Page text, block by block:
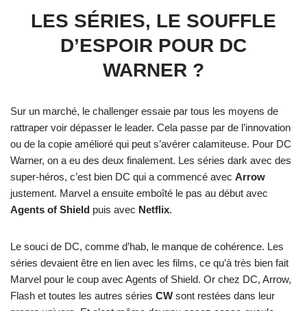
LES SÉRIES, LE SOUFFLE
D’ESPOIR POUR DC
WARNER ?
Sur un marché, le challenger essaie par tous les moyens de
rattraper voir dépasser le leader. Cela passe par de l’innovation
ou de la copie amélioré qui peut s’avérer calamiteuse. Pour DC
Warner, on a eu des deux finalement. Les séries dark avec des
super-héros, c’est bien DC qui a commencé avec Arrow
justement. Marvel a ensuite emboîté le pas au début avec
Agents of Shield puis avec Netflix.
Le souci de DC, comme d’hab, le manque de cohérence. Les
séries devaient être en lien avec les films, ce qu’à très bien fait
Marvel pour le coup avec Agents of Shield. Or chez DC, Arrow,
Flash et toutes les autres séries CW sont restées dans leur